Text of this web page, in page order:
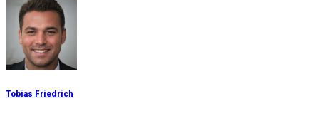
Tobias Friedrich